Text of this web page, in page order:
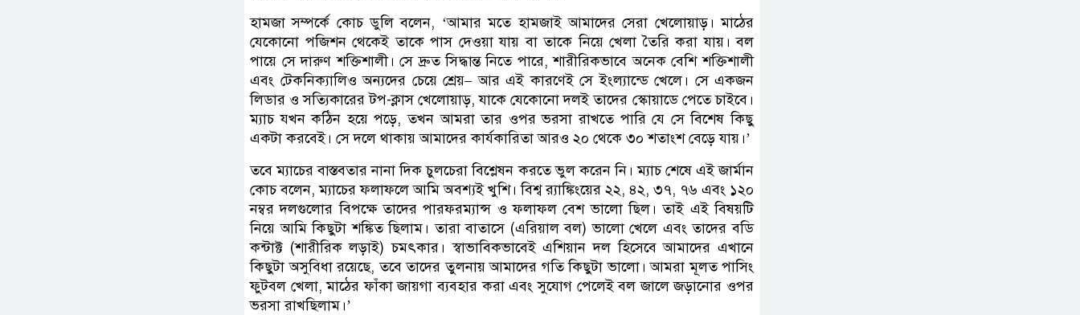
হামজা সম্পর্কে কোচ ডুলি বলেন, ‘আমার মতে হামজাই আমাদের সেরা খেলোয়াড়। মাঠের
যেকোনো পজিশন থেকেই তাকে পাস দেওয়া যায় বা তাকে নিয়ে খেলা তৈরি করা যায়। বল
পায়ে সে দারুণ শক্তিশালী। সে দ্রুত সিদ্ধান্ত নিতে পারে, শারীরিকভাবে অনেক বেশি শক্তিশালী
এবং টেকনিক্যালিও অন্যদের চেয়ে শ্রেয়– আর এই কারণেই সে ইংল্যান্ডে খেলে। সে একজন
লিডার ও সত্যিকারের টপ-ক্লাস খেলোয়াড়, যাকে যেকোনো দলই তাদের স্কোয়াডে পেতে চাইবে।
ম্যাচ যখন কঠিন হয়ে পড়ে, তখন আমরা তার ওপর ভরসা রাখতে পারি যে সে বিশেষ কিছু
একটা করবেই। সে দলে থাকায় আমাদের কার্যকারিতা আরও ২০ থেকে ৩০ শতাংশ বেড়ে যায়।’
তবে ম্যাচের বাস্তবতার নানা দিক চুলচেরা বিশ্লেষন করতে ভুল করেন নি। ম্যাচ শেষে এই জার্মান
কোচ বলেন, ম্যাচের ফলাফলে আমি অবশ্যই খুশি। বিশ্ব র‍্যাঙ্কিংয়ের ২২, ৪২, ৩৭, ৭৬ এবং ১২০
নম্বর দলগুলোর বিপক্ষে তাদের পারফরম্যান্স ও ফলাফল বেশ ভালো ছিল। তাই এই বিষয়টি
নিয়ে আমি কিছুটা শঙ্কিত ছিলাম। তারা বাতাসে (এরিয়াল বল) ভালো খেলে এবং তাদের বডি
কন্টাক্ট (শারীরিক লড়াই) চমৎকার। স্বাভাবিকভাবেই এশিয়ান দল হিসেবে আমাদের এখানে
কিছুটা অসুবিধা রয়েছে, তবে তাদের তুলনায় আমাদের গতি কিছুটা ভালো। আমরা মূলত পাসিং
ফুটবল খেলা, মাঠের ফাঁকা জায়গা ব্যবহার করা এবং সুযোগ পেলেই বল জালে জড়ানোর ওপর
ভরসা রাখছিলাম।’